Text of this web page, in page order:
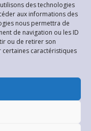
des technologies
aux informations des
nous permettra de
de navigation ou les ID
ou de retirer son
caractéristiques